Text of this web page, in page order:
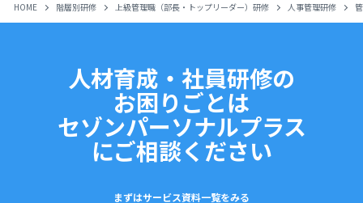
HOME 階層別研修 上級管理職（部長・トップリーダー）研修 人事管理研修
人材育成・社員研修の
お困りごとは
セゾンパーソナルプラス
にご相談ください
まずはサービス資料一覧をみる